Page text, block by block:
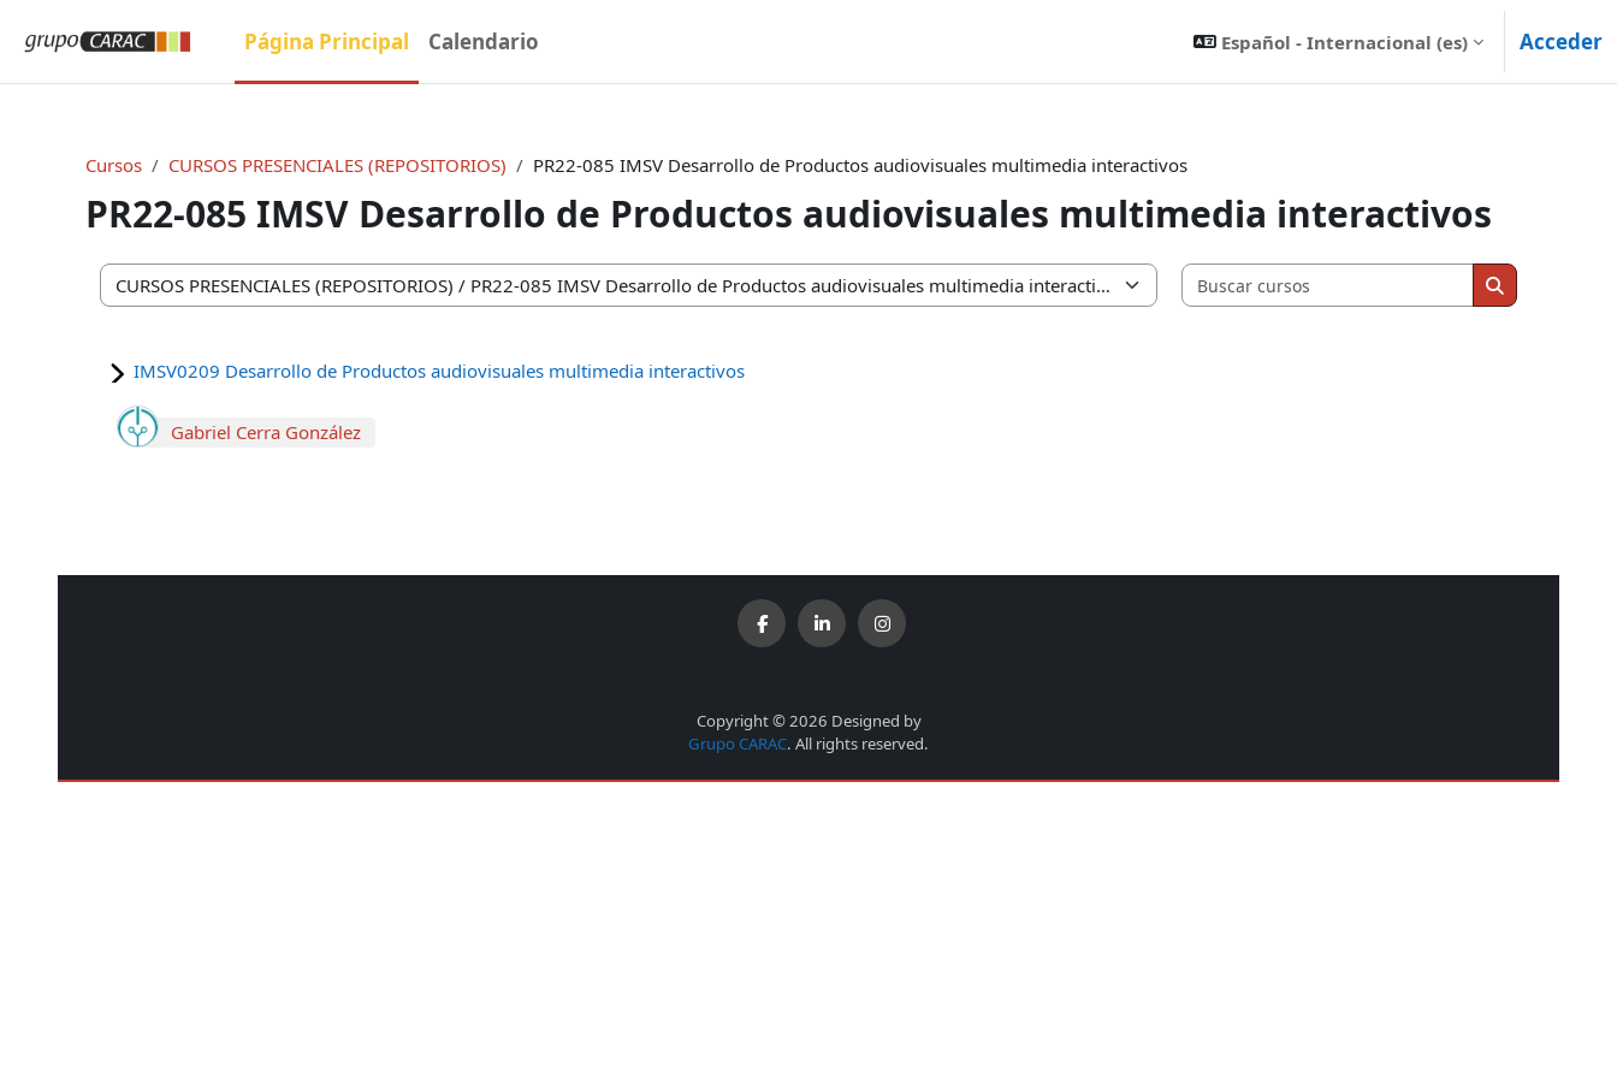
Página Principal Calendario Español - Internacional ‎(es)‎ Acceder
Cursos CURSOS PRESENCIALES (REPOSITORIOS) PR22-085 IMSV Desarrollo de Productos audiovisuales multimedia interactivos
PR22-085 IMSV Desarrollo de Productos audiovisuales multimedia interactivos
Categorías
Buscar cursos
Buscar cursos
IMSV0209 Desarrollo de Productos audiovisuales multimedia interactivos
Gabriel Cerra González
Copyright © 2026 Designed by
Grupo CARAC. All rights reserved.